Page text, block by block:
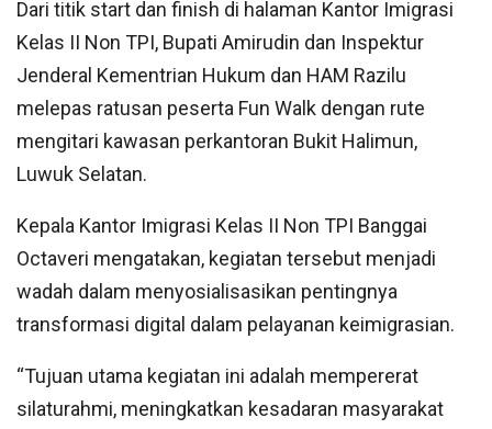
Dari titik start dan finish di halaman Kantor Imigrasi
Kelas II Non TPI, Bupati Amirudin dan Inspektur
Jenderal Kementrian Hukum dan HAM Razilu
melepas ratusan peserta Fun Walk dengan rute
mengitari kawasan perkantoran Bukit Halimun,
Luwuk Selatan.
Kepala Kantor Imigrasi Kelas II Non TPI Banggai
Octaveri mengatakan, kegiatan tersebut menjadi
wadah dalam menyosialisasikan pentingnya
transformasi digital dalam pelayanan keimigrasian.
“Tujuan utama kegiatan ini adalah mempererat
silaturahmi, meningkatkan kesadaran masyarakat